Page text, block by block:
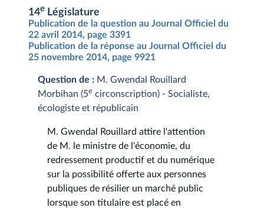
14e Législature
Publication de la question au Journal Officiel du
22 avril 2014, page 3391
Publication de la réponse au Journal Officiel du
25 novembre 2014, page 9921
Question de : M. Gwendal Rouillard
Morbihan (5e circonscription) - Socialiste,
écologiste et républicain
M. Gwendal Rouillard attire l'attention
de M. le ministre de l'économie, du
redressement productif et du numérique
sur la possibilité offerte aux personnes
publiques de résilier un marché public
lorsque son titulaire est placé en